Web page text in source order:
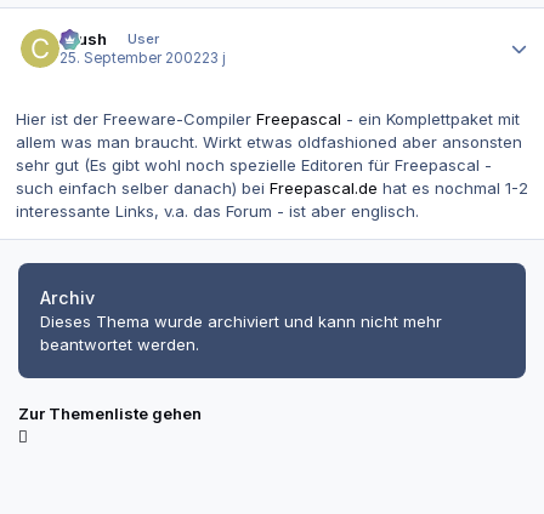
Crush
User
25. September 200223 j
Hier ist der Freeware-Compiler Freepascal - ein Komplettpaket mit
allem was man braucht. Wirkt etwas oldfashioned aber ansonsten
sehr gut (Es gibt wohl noch spezielle Editoren für Freepascal -
such einfach selber danach) bei Freepascal.de hat es nochmal 1-2
interessante Links, v.a. das Forum - ist aber englisch.
Archiv
Dieses Thema wurde archiviert und kann nicht mehr
beantwortet werden.
Zur Themenliste gehen